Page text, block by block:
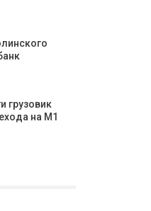
грузовик
на М1